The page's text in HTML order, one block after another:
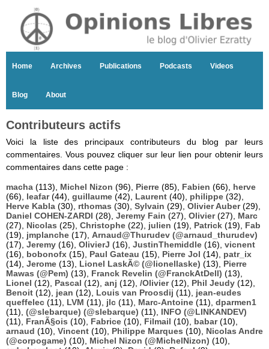
Home Archives Publications Podcasts Videos
Blog About
Contributeurs actifs
Voici la liste des principaux contributeurs du blog par leurs
commentaires. Vous pouvez cliquer sur leur lien pour obtenir leurs
commentaires dans cette page :
macha (113), Michel Nizon (96), Pierre (85), Fabien (66), herve
(66), leafar(44), guillaume (42), Laurent (40), philippe (32),
Herve Kabla (30), rthomas (30), Sylvain (29), Olivier Auber(29),
Daniel COHEN-ZARDI (28), Jeremy Fain (27), Olivier(27), Marc
(27), Nicolas (25), Christophe (22), julien (19), Patrick (19), Fab
(19), jmplanche (17), Arnaud@Thurudev (@arnaud_thurudev)
(17), Jeremy (16), OlivierJ (16), JustinThemiddle (16), vicnent
(16), bobonofx (15), Paul Gateau (15), Pierre Jol (14), patr_ix
(14), Jerome (13), Lionel LaskÃ© (@lionellaske) (13), Pierre
Mawas (@Pem) (13), Franck Revelin (@FranckAtDell) (13),
Lionel (12), Pascal (12), anj (12), /Olivier(12), Phil Jeudy (12),
Benoit (12), jean (12), Louis van Proosdij (11), jean-eudes
queffelec (11), LVM (11), jlc (11), Marc-Antoine (11), dparmen1
(11), (@slebarque) (@slebarque) (11), INFO (@LINKANDEV)
(11), FranÃ§ois (10), Fabrice (10), Filmail (10), babar(10),
arnaud (10), Vincent (10), Philippe Marques (10), Nicolas Andre
(@corpogame) (10), Michel Nizon (@MichelNizon) (10),